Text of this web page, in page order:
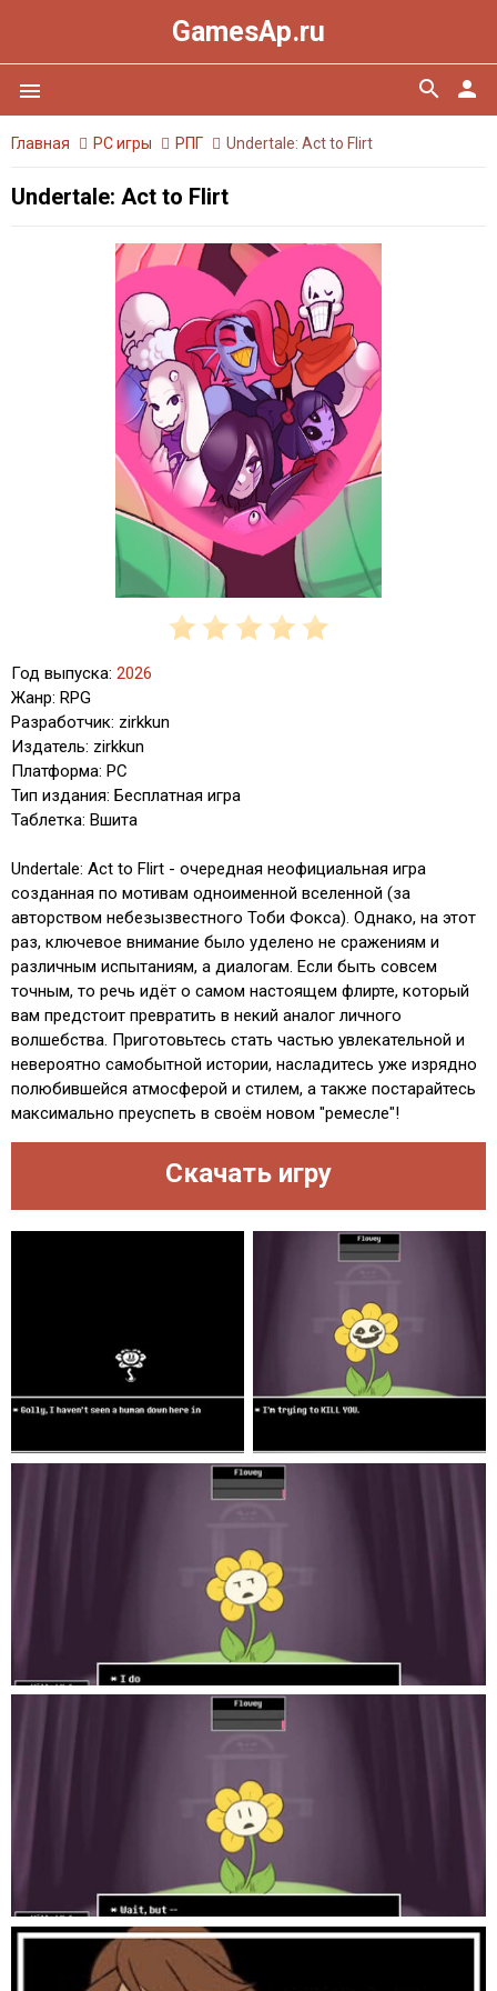
GamesAp.ru
menu person
search
Главная PC игры РПГ Undertale: Act to Flirt
Undertale: Act to Flirt
Год выпуска: 2026
Жанр: RPG
Разработчик: zirkkun
Издатель: zirkkun
Платформа: PC
Тип издания: Бесплатная игра
Таблетка: Вшита
Undertale: Act to Flirt - очередная неофициальная игра
созданная по мотивам одноименной вселенной (за
авторством небезызвестного Тоби Фокса). Однако, на этот
раз, ключевое внимание было уделено не сражениям и
различным испытаниям, а диалогам. Если быть совсем
точным, то речь идёт о самом настоящем флирте, который
вам предстоит превратить в некий аналог личного
волшебства. Приготовьтесь стать частью увлекательной и
невероятно самобытной истории, насладитесь уже изрядно
полюбившейся атмосферой и стилем, а также постарайтесь
максимально преуспеть в своём новом "ремесле"!
Скачать игру